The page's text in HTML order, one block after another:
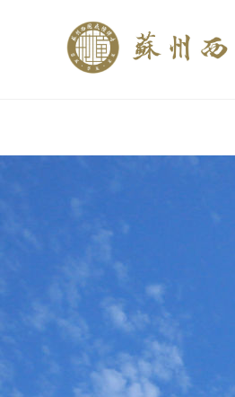
$description = category_description(); }
trim(strip_tags($description)); ?>